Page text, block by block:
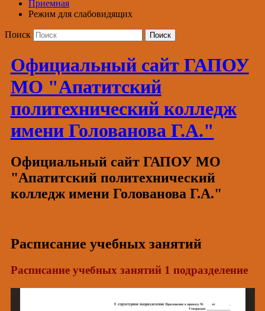
Приемная
Режим для слабовидящих
Поиск
Официальный сайт ГАПОУ
МО "Апатитский
политехнический колледж
имени Голованова Г.А."
Официальный сайт ГАПОУ МО
"Апатитский политехнический
колледж имени Голованова Г.А."
Расписание учебных занятий
Расписание учебных занятий 1 подразделение